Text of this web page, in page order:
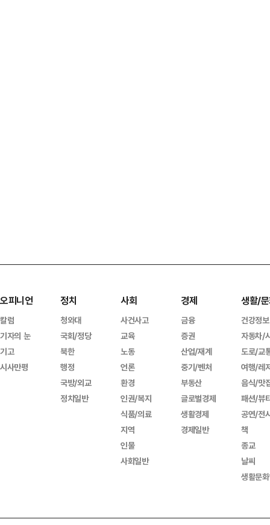
오피니언
칼럼
기자의 눈
기고
시사만평
정치
청와대
국회/정당
북한
행정
국방/외교
정치일반
사회
사건사고
교육
노동
언론
환경
인권/복지
식품/의료
지역
인물
사회일반
경제
금융
증권
산업/재계
중기/벤처
부동산
글로벌경제
생활경제
경제일반
생활/
건강정보
자동차/
도로/교
여행/레
음식/맛
패션/뷰
공연/전
책
종교
날씨
생활문